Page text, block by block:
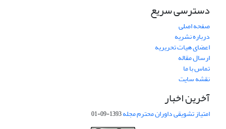
دسترسی سریع
صفحه اصلی
درباره نشریه
اعضای هیات تحریریه
ارسال مقاله
تماس با ما
نقشه سایت
آخرین اخبار
امتیاز تشویقی داوران محترم مجله1393-09-01